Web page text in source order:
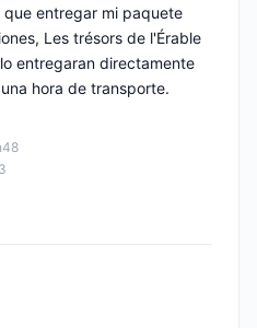
entregar mi paquete
Les trésors de l'Érable
entregaran directamente
hora de transporte.